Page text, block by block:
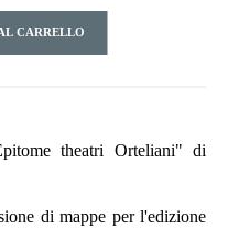
CARRELLO
theatri Orteliani" di
di mappe per l'edizione